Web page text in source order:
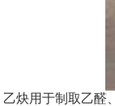
乙炔用于制取乙醛